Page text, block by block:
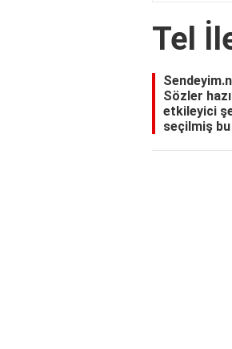
Tel
Sözler
etkileyici
seçilmiş bu